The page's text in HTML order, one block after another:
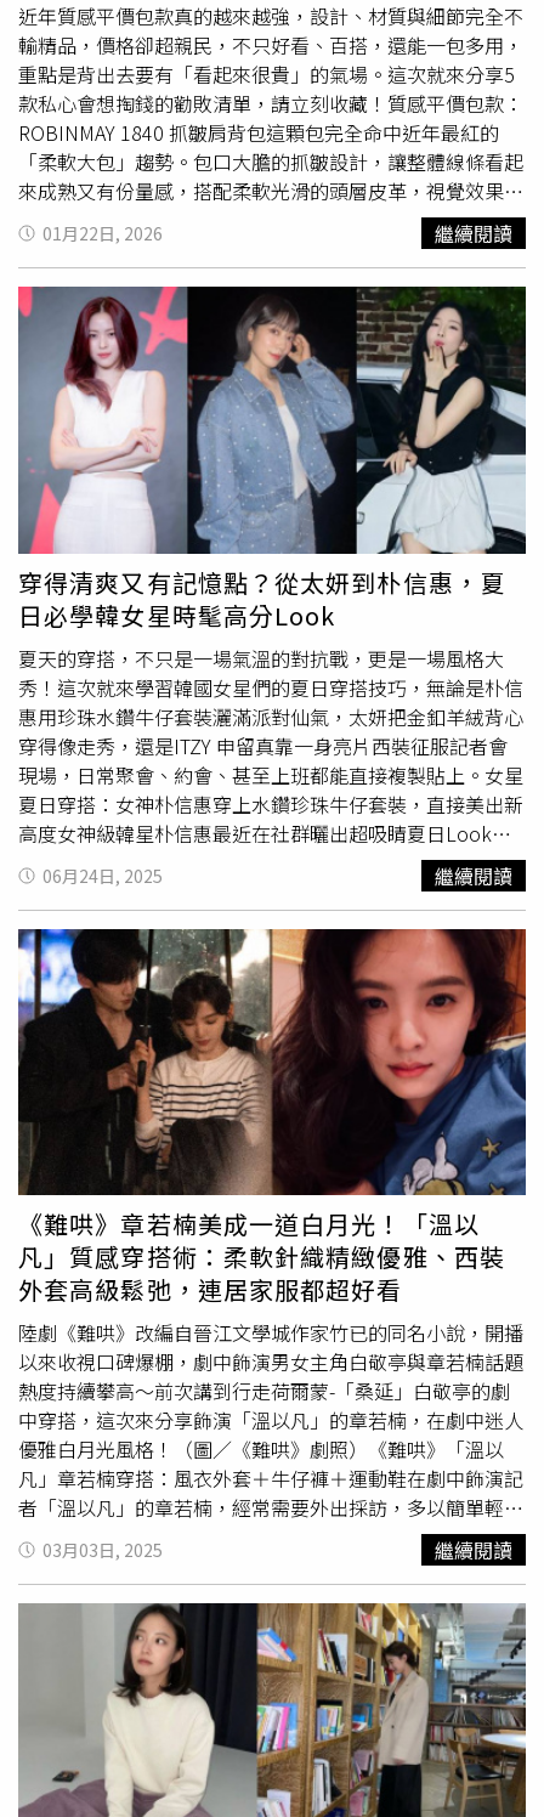
近年質感平價包款真的越來越強，設計、材質與細節完全不
輸精品，價格卻超親民，不只好看、百搭，還能一包多用，
重點是背出去要有「看起來很貴」的氣場。這次就來分享5
款私心會想掏錢的勸敗清單，請立刻收藏！質感平價包款：
ROBINMAY 1840 抓皺肩背包這顆包完全命中近年最紅的
「柔軟大包」趨勢。包口大膽的抓皺設計，讓整體線條看起
來成熟又有份量感，搭配柔軟光滑的頭層皮革，視覺效果直
接拉到高級區。磁吸封口好開好拿，內層還貼心配置兩個口
袋，收納不混亂。更別說它的超大容量，薄外套、折疊傘、
小水壺通通塞得下，實用度滿分。ROBINMAY 1840 抓皺肩
背包(頭層皮)／3,980元（圖／品牌提供）質感平價包款：
ROBINMAY 1510雲朵肩背包偏好線條更柔和、帶點慵懶感
的包型，這顆雲朵肩背包絕對會讓你一秒淪陷。包身左右與
磁扣自然形成的摺痕，打造出像雲朵一樣的曲線輪廓，隨性
卻不邋遢。可調式肩帶加上延伸背帶，肩背、斜背自由切
換，通勤與週末都能駕馭。ROBINMAY 1510雲朵肩背包(頭
層皮)／3,480元（圖／品牌提供）ROBINMAY 1510雲朵肩
背包(頭層皮)／3,480元（圖／品牌提供）質感平價包款：
CHARLES & KEITH Hazel 蝴蝶結手提包這顆Hazel 蝴蝶結
手提包則是把甜美拿捏在不過分的範圍內，流暢的弧形剪裁
加上精緻蝴蝶結細節，奶油色調讓整體看起來溫柔又高級，
無論搭洋裝或簡約牛仔褲都很加分。價格更是甜到不行、不
到2千就買到，直接手刀下單很可以～CHARLES & KEITH
Hazel 蝴蝶結手提包／1,990元（圖／品牌提供）質感平價
包款：CHARLES & KEITH Sammie 抽繩手提包想要更輕
盈、甜美一點的選擇，這款Sammie抽繩手提包就是一背就
很溫柔的存在。淡粉色搭配柔軟材質與自然垂墜的抽繩結
構，簡單卻充滿現代感，特別適合春夏或約會穿搭。價格只
要2千初收，完全不用猶豫、荷包不心痛。CHARLES &
KEITH Sammie 抽繩手提包／2,190元（圖／品牌提供）
CHARLES & KEITH Sammie 抽繩手提包／2,190元（圖／品
牌提供）質感平價包款：PEDRO Lia保齡球包偏好俐落中性
風格的人、選PEDROLia 保齡球包正解。以柔軟折疊結構重
新詮釋經典保齡球包輪廓，單色設計簡約耐看，線條乾淨卻
很有雕塑感。雙提手搭配可拆式肩帶，實用又有造型變化，
上班、約會也不突兀的萬用款。PEDRO Lia保齡球包／
3,190元（圖／品牌提供）
01月22日, 2026 繼續閱讀
穿得清爽又有記憶點？從太妍到朴信惠，夏
日必學韓女星時髦高分Look
夏天的穿搭，不只是一場氣溫的對抗戰，更是一場風格大
秀！這次就來學習韓國女星們的夏日穿搭技巧，無論是朴信
惠用珍珠水鑽牛仔套裝灑滿派對仙氣，太妍把金釦羊絨背心
穿得像走秀，還是ITZY 申留真靠一身亮片西裝征服記者會
現場，日常聚會、約會、甚至上班都能直接複製貼上。女星
夏日穿搭：女神朴信惠穿上水鑽珍珠牛仔套裝，直接美出新
高度女神級韓星朴信惠最近在社群曬出超吸睛夏日Look—
身穿 SANDRO 水鑽珍珠牛仔套裝，成功把原本休閒感滿分
的丹寧材質升級成派對現場的閃亮焦點。（圖／朴信惠IG）
滿版細緻水鑽＋珍珠點綴，閃得剛剛好、貴得不張揚。不管
是姐妹下午茶、海邊小派對還是戶外音樂節，這套穿上就是
拍照C位、回頭率保證！水鑽珍珠牛仔外套／14,290元，水
鑽珍珠牛仔褲／12,090元（圖／品牌提供）女星夏日穿搭：
少女時代隊長太妍最愛酷甜混搭系，自在切換復古與摩登少
女時代的隊長金太妍最近在拍攝廣告時，身穿 SANDRO 深
藍羊絨金釦無袖背心，完美詮釋夏天也要穿出個性層次感的
穿搭魔法。這件背心選用輕柔羊絨材質，搭配金色鈕釦點
綴，優雅中帶點小叛逆。（圖／Instagram
@sone1230_cool）深藍色不只顯白又顯氣質，無袖設計更
讓肩膀線條自然大放送，俐落率性卻不失女人味，這件屬於
太妍的「酷甜混搭系」，也是今夏衣櫃裡必須有的亮點選
手！深藍羊絨金釦無袖背心／8,190元（圖／品牌提供）女
星夏日穿搭：ITZY申留真穿上白色背心套裝，簡約風也能閃
閃發光ITZY 新專輯記者會上，申留真一登場就充滿「女團
級高級感」！SANDRO 的 米白色單排釦背心 搭配 條紋亮片
西裝長褲，把夏季穿搭的極簡不無聊發揮得淋漓盡致！今夏
衣櫃裡，最需要的一套出場戰服～（圖／MBC KOREA ）米
白背心簡潔俐落，是夏日最清爽的代表色，條紋亮片褲則在
細節中偷偷放閃，走動之間像是替氣場灑上光芒特效。不管
你是走帥氣中性派，還是優雅女神派，這一套都能帥氣登
場、仙氣收場！米白色單排釦背心／8,590元，米白色條紋
亮片西裝長褲／10,790元（圖／品牌提供）女星夏日穿搭：
Arin這套根本約會穿搭範本、甜美中帶點俐落韓國人氣女團
OH MY GIRL 的小仙女 Arin，最近在韓國《Singles》雜誌裡
仙氣現身，一套SANDRO 米色鉤編排釦背心 + 黑色短裙、
穿出今夏最迷人的「甜酷」範本，乖巧外表裡藏著小心機的
時尚套路～不只適合派對、下午茶，也絕對能成為「約會穿
範本」！（圖／Instagram @ye._.vely618）鉤編背心的
復古手作感結合珍珠排釦點綴，讓米白與黑色這組經典配色
瞬間有了立體層次，優雅中帶點精緻的小任性。搭配極簡黑
06月24日, 2025 繼續閱讀
《難哄》章若楠美成一道白月光！「溫以
凡」質感穿搭術：柔軟針織精緻優雅、西裝
外套高級鬆弛，連居家服都超好看
陸劇《難哄》改編自晉江文學城作家竹已的同名小說，開播
以來收視口碑爆棚，劇中飾演男女主角白敬亭與章若楠話題
熱度持續攀高～前次講到行走荷爾蒙-「桑延」白敬亭的劇
中穿搭，這次來分享飾演「溫以凡」的章若楠，在劇中迷人
優雅白月光風格！（圖／《難哄》劇照）《難哄》「溫以
凡」章若楠穿搭：風衣外套＋牛仔褲＋運動鞋在劇中飾演記
者「溫以凡」的章若楠，經常需要外出採訪，多以簡單輕便
的款式穿搭為主，如：帽T、風衣、牛仔褲、運動鞋，都是
自然隨性又實穿的選擇。（圖／小紅書）其中，風衣外套＋
休閒牛仔褲＋運動鞋根本標配，寬版剪裁造型讓「溫以凡」
有安全感，風衣的垂墜感看起來更加輕盈。內搭可以是帽
T、襯衫或是素T，整體造型非常適合職場，展現乾淨俐落的
溫柔感。配件部分，搭配休閒帆布包能為整體look加分！
（圖／小紅書）（圖／小紅書）《難哄》「溫以凡」章若楠
穿搭：西裝外套＋牛仔褲而「溫以凡」的職場穿搭當然少不
了西裝外套，挑選硬挺版型搭配簡約剪裁，穿上百搭又修
身，加上毛呢材質就能顯得很高級。下半身可以穿上牛仔
03月03日, 2025 繼續閱讀